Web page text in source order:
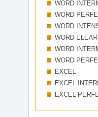
WORD
WORD
WORD
WORD
WORD
WORD
EXCEL
EXCEL
EXCEL